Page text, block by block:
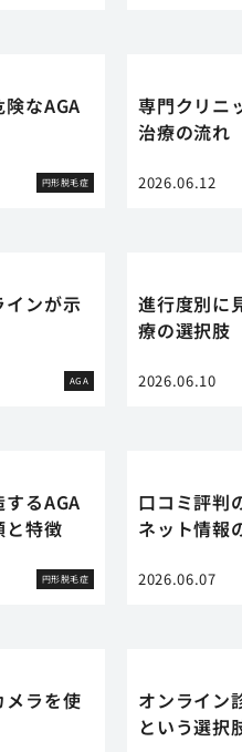
なAGA
円形脱毛症
専門クリニ
治療の流れ
2026.06.12
インが示
AGA
進行度別に
療の選択肢
2026.06.10
るAGA
と特徴
円形脱毛症
口コミ評判
ネット情報
2026.06.07
メラを使
オンライン
という選択